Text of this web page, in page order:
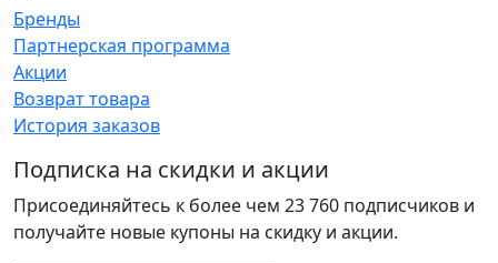
Бренды
Партнерская программа
Акции
Возврат товара
История заказов
Подписка на скидки и акции
Присоединяйтесь к более чем 23 760 подписчиков и
получайте новые купоны на скидку и акции.